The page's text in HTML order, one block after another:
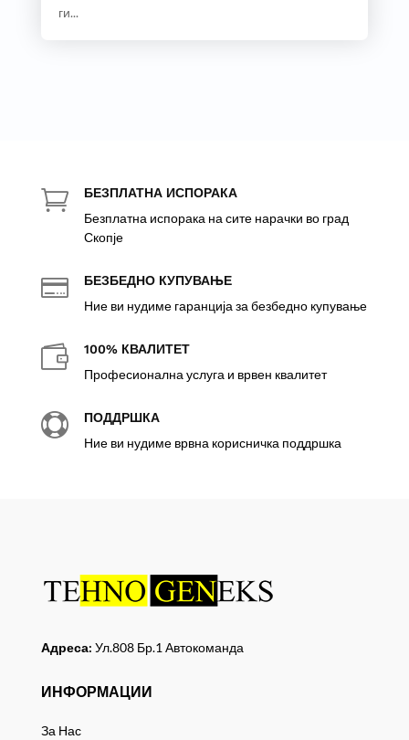
ги...
 БЕЗПЛАТНА ИСПОРАКА
Безплатна испорака на сите нарачки во град
Скопје
 БЕЗБЕДНО КУПУВАЊЕ
Ние ви нудиме гаранција за безбедно купување
 100% КВАЛИТЕТ
Професионална услуга и врвен квалитет
 ПОДДРШКА
Ние ви нудиме врвна корисничка поддршка
Адреса: Ул.808 Бр.1 Автокоманда
ИНФОРМАЦИИ
За Нас